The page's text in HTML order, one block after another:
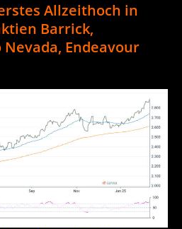
Allzeithoch in
Barrick,
Endeavour